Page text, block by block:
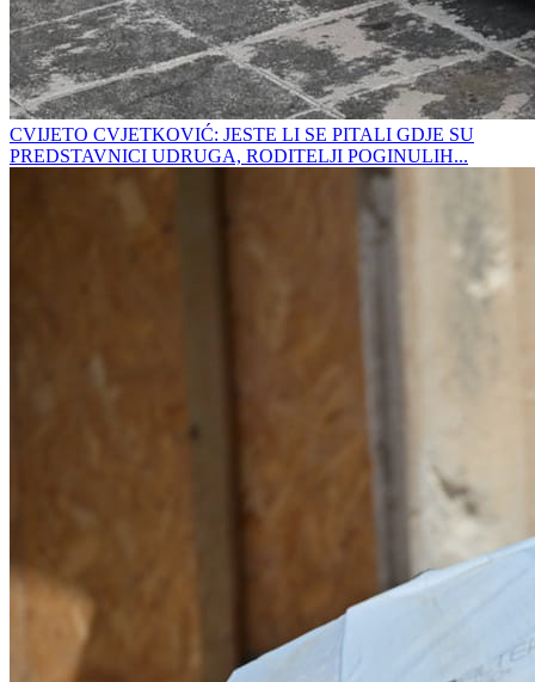
CVIJETO CVJETKOVIĆ: JESTE LI SE PITALI GDJE SU
PREDSTAVNICI UDRUGA, RODITELJI POGINULIH...